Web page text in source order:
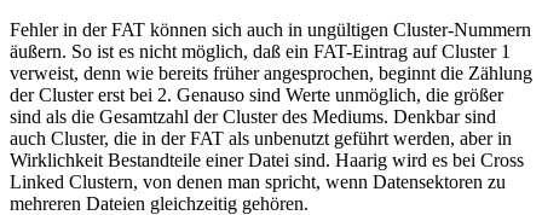
Fehler in der FAT können sich auch in ungültigen Cluster-Nummern
äußern. So ist es nicht möglich, daß ein FAT-Eintrag auf Cluster 1
verweist, denn wie bereits früher angesprochen, beginnt die Zählung
der Cluster erst bei 2. Genauso sind Werte unmöglich, die größer
sind als die Gesamtzahl der Cluster des Mediums. Denkbar sind
auch Cluster, die in der FAT als unbenutzt geführt werden, aber in
Wirklichkeit Bestandteile einer Datei sind. Haarig wird es bei Cross
Linked Clustern, von denen man spricht, wenn Datensektoren zu
mehreren Dateien gleichzeitig gehören.